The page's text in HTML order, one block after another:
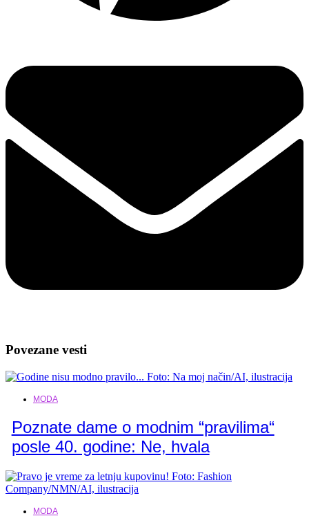
Povezane vesti
MODA
Poznate dame o modnim “pravilima“
posle 40. godine: Ne, hvala
MODA